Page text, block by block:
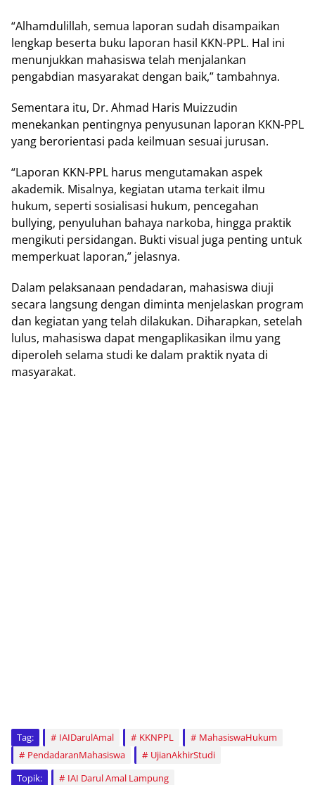
“Alhamdulillah, semua laporan sudah disampaikan
lengkap beserta buku laporan hasil KKN-PPL. Hal ini
menunjukkan mahasiswa telah menjalankan
pengabdian masyarakat dengan baik,” tambahnya.
Sementara itu, Dr. Ahmad Haris Muizzudin
menekankan pentingnya penyusunan laporan KKN-PPL
yang berorientasi pada keilmuan sesuai jurusan.
“Laporan KKN-PPL harus mengutamakan aspek
akademik. Misalnya, kegiatan utama terkait ilmu
hukum, seperti sosialisasi hukum, pencegahan
bullying, penyuluhan bahaya narkoba, hingga praktik
mengikuti persidangan. Bukti visual juga penting untuk
memperkuat laporan,” jelasnya.
Dalam pelaksanaan pendadaran, mahasiswa diuji
secara langsung dengan diminta menjelaskan program
dan kegiatan yang telah dilakukan. Diharapkan, setelah
lulus, mahasiswa dapat mengaplikasikan ilmu yang
diperoleh selama studi ke dalam praktik nyata di
masyarakat.
Tag: IAIDarulAmal KKNPPL
MahasiswaHukum
PendadaranMahasiswa
UjianAkhirStudi
Topik:
IAI Darul Amal Lampung